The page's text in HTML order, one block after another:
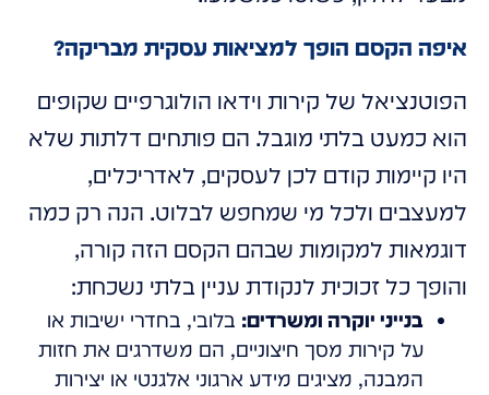
איפה הקסם הופך למציאות עסקית מבריקה?
הפוטנציאל של קירות וידאו הולוגרפיים שקופים
הוא כמעט בלתי מוגבל. הם פותחים דלתות שלא
היו קיימות קודם לכן לעסקים, לאדריכלים,
למעצבים ולכל מי שמחפש לבלוט. הנה רק כמה
דוגמאות למקומות שבהם הקסם הזה קורה,
והופך כל זכוכית לנקודת עניין בלתי נשכחת:
בנייני יוקרה ומשרדים: בלובי, בחדרי ישיבות או
על קירות מסך חיצוניים, הם משדרגים את חזות
המבנה, מציגים מידע ארגוני אלגנטי או יצירות